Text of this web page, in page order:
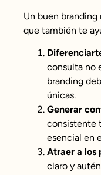
Un buen branding
que también te
consulta no
branding
únicas.
Generar
consistente
esencial en
Atraer a los
claro y